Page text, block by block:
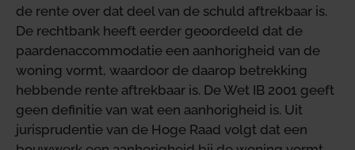
de rente over dat deel van de schuld aftrekbaar is.
De rechtbank heeft eerder geoordeeld dat de
paardenaccommodatie een aanhorigheid van de
woning vormt, waardoor de daarop betrekking
hebbende rente aftrekbaar is. De Wet IB 2001 geeft
geen definitie van wat een aanhorigheid is. Uit
jurisprudentie van de Hoge Raad volgt dat een